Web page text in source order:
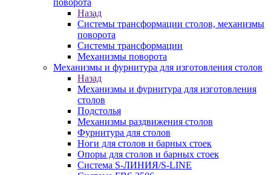
поворота
Назад
Системы трансформации столов, механизмы
поворота
Системы трансформации
Механизмы поворота
Механизмы и фурнитура для изготовления столов
Назад
Механизмы и фурнитура для изготовления
столов
Подстолья
Механизмы раздвижения столов
Фурнитура для столов
Ноги для столов и барных стоек
Опоры для столов и барных стоек
Система S-ЛИНИЯ/S-LINE